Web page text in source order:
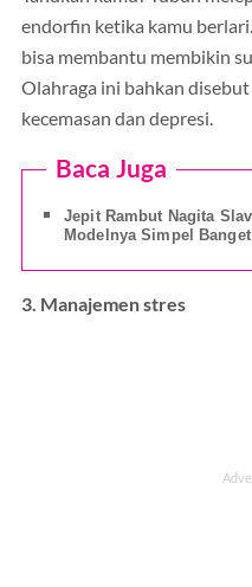
endorfin ketika kamu
bisa membantu membikin
Olahraga ini bahkan
kecemasan dan depresi.
Baca Juga
Jepit Rambut Nagita
Modelnya Simpel Banget
3. Manajemen stres